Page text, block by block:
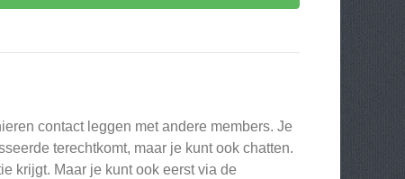
contact leggen met andere members. Je
terechtkomt, maar je kunt ook chatten.
krijgt. Maar je kunt ook eerst via de